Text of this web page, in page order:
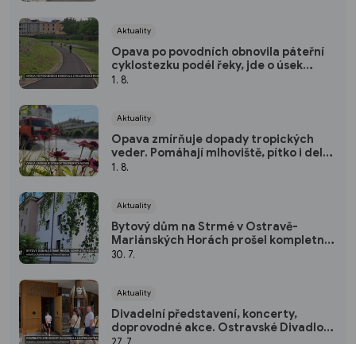
Aktuality
Opava po povodních obnovila páteřní
cyklostezku podél řeky, jde o úsek
dlouhý přes 3 kilometry
1. 8.
Aktuality
Opava zmírňuje dopady tropických
veder. Pomáhají mlhoviště, pítko i delší
otevírací doba koupaliště
1. 8.
Aktuality
Bytový dům na Strmé v Ostravě-
Mariánských Horách prošel kompletní
rekonstrukcí
30. 7.
Aktuality
Divadelní představení, koncerty,
doprovodné akce. Ostravské Divadlo
loutek patří Pimprlétu